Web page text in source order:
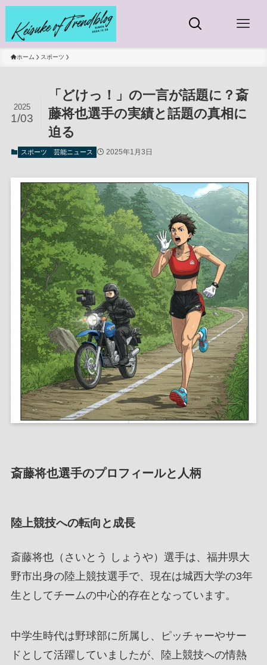
ホーム スポーツ
「どけっ！」の一言が話題に？斎
藤将也選手の実績と話題の真相に
迫る
2025
1/03
スポーツ 芸能ニュース 2025年1月3日
斎藤将也選手のプロフィールと人柄
陸上競技への転向と成長
斎藤将也（さいとう しょうや）選手は、福井県大
野市出身の陸上競技選手で、現在は城西大学の3年
生としてチームの中心的存在となっています。
中学生時代は野球部に所属し、ピッチャーやサー
ドとして活躍していましたが、陸上競技への情熱